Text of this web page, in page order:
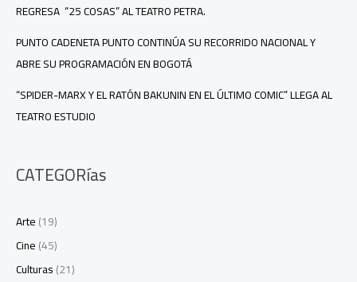
REGRESA “25 COSAS” AL TEATRO PETRA.
PUNTO CADENETA PUNTO CONTINÚA SU RECORRIDO NACIONAL Y
ABRE SU PROGRAMACIÓN EN BOGOTÁ
“SPIDER-MARX Y EL RATÓN BAKUNIN EN EL ÚLTIMO COMIC” LLEGA AL
TEATRO ESTUDIO
CATEGORías
Arte(19)
Cine(45)
Culturas(21)